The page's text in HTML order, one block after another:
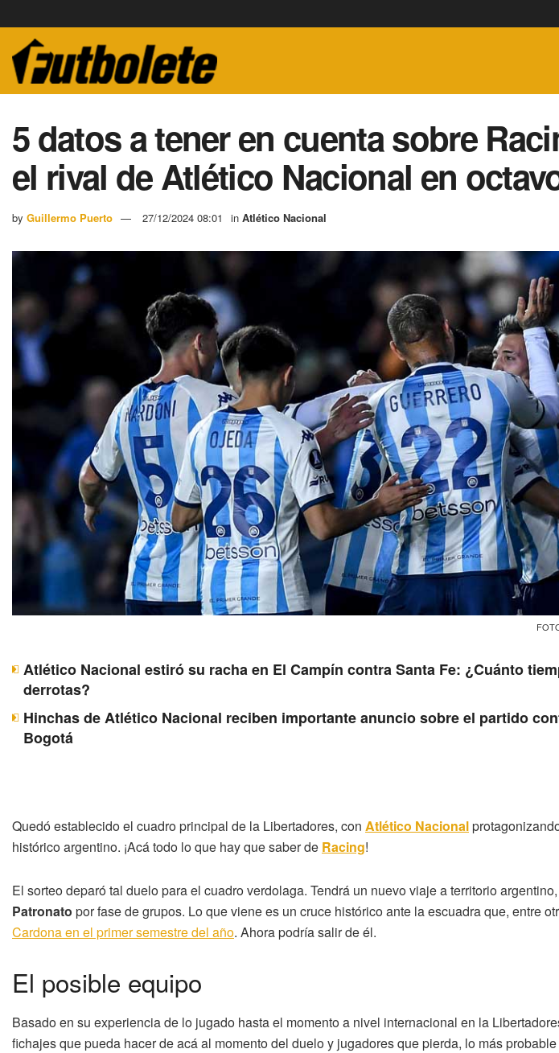
5 datos a tener en cuenta sobre
el rival de Atlético Nacional en
by Guillermo Puerto 27/12/2024 08:01 in Atlético Nacional
Atlético Nacional estiró su racha en El Campín contra Santa Fe: ¿Cuánto
derrotas?
Hinchas de Atlético Nacional reciben importante anuncio sobre el partido
Bogotá
Quedó establecido el cuadro principal de la Libertadores, con Atlético Nacional
histórico argentino. ¡Acá todo lo que hay que saber de Racing!
El sorteo deparó tal duelo para el cuadro verdolaga. Tendrá un nuevo viaje a territorio
Patronato por fase de grupos. Lo que viene es un cruce histórico ante la escuadra que, entre
Cardona en el primer semestre del año. Ahora podría salir de él.
El posible equipo
Basado en su experiencia de lo jugado hasta el momento a nivel internacional en la
fichajes que pueda hacer de acá al momento del duelo y jugadores que pierda, lo más